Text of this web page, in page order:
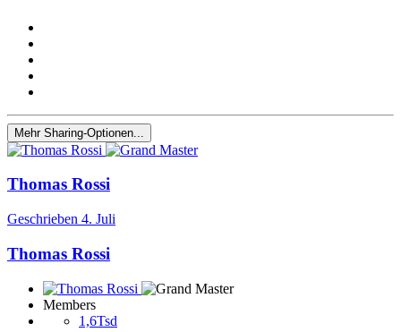
Mehr Sharing-Optionen...
Thomas Rossi
Geschrieben 4. Juli
Thomas Rossi
Members
1,6Tsd